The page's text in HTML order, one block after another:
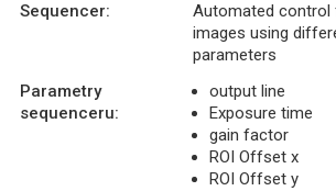
Sequencer:
Automated
images using
parameters
Parametry
sequenceru:
output line
Exposure time
gain factor
ROI Offset x
ROI Offset y